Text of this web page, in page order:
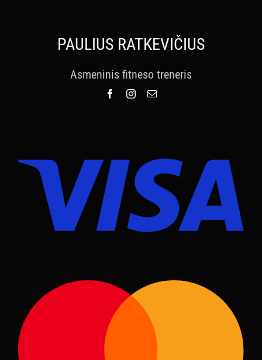
PAULIUS RATKEVIČIUS
Asmeninis fitneso treneris